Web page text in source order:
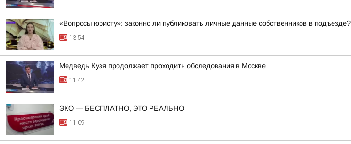
«Вопросы юристу»: законно ли публиковать личные данные собственников в подъезде?
13:54
Медведь Кузя продолжает проходить обследования в Москве
11:42
ЭКО — БЕСПЛАТНО, ЭТО РЕАЛЬНО
11:09